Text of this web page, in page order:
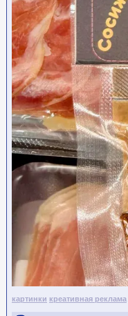
картинки креативная реклама